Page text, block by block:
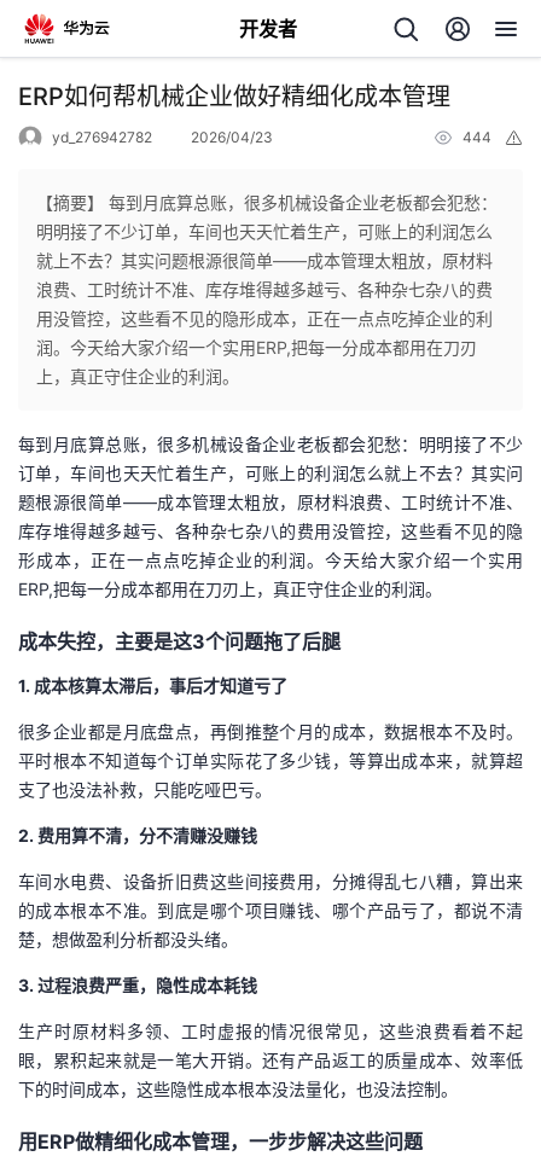
开发者
返
个
人
页
我
开
发
者
我
的
博
我
的
坛
我
圈
子
的
直
播
我
的
活
我
的
我
的
我
ERP如何帮机械企业做好精细化成本管理
yd_276942782 2026/04/23 444
【摘要】 每到月底算总账，很多机械设备企业老板都会犯愁：
明明接了不少订单，车间也天天忙着生产，可账上的利润怎么
就上不去？其实问题根源很简单——成本管理太粗放，原材料
浪费、工时统计不准、库存堆得越多越亏、各种杂七杂八的费
用没管控，这些看不见的隐形成本，正在一点点吃掉企业的利
润。今天给大家介绍一个实用ERP,把每一分成本都用在刀刃
上，真正守住企业的利润。
每到月底算总账，很多机械设备企业老板都会犯愁：明明接了不少
订单，车间也天天忙着生产，可账上的利润怎么就上不去？其实问
题根源很简单——成本管理太粗放，原材料浪费、工时统计不准、
库存堆得越多越亏、各种杂七杂八的费用没管控，这些看不见的隐
形成本，正在一点点吃掉企业的利润。今天给大家介绍一个实用
ERP,把每一分成本都用在刀刃上，真正守住企业的利润。
成本失控，主要是这3个问题拖了后腿
1. 成本核算太滞后，事后才知道亏了
很多企业都是月底盘点，再倒推整个月的成本，数据根本不及时。
平时根本不知道每个订单实际花了多少钱，等算出成本来，就算超
支了也没法补救，只能吃哑巴亏。
2. 费用算不清，分不清赚没赚钱
车间水电费、设备折旧费这些间接费用，分摊得乱七八糟，算出来
的成本根本不准。到底是哪个项目赚钱、哪个产品亏了，都说不清
楚，想做盈利分析都没头绪。
3. 过程浪费严重，隐性成本耗钱
生产时原材料多领、工时虚报的情况很常见，这些浪费看着不起
眼，累积起来就是一笔大开销。还有产品返工的质量成本、效率低
下的时间成本，这些隐性成本根本没法量化，也没法控制。
用ERP做精细化成本管理，一步步解决这些问题